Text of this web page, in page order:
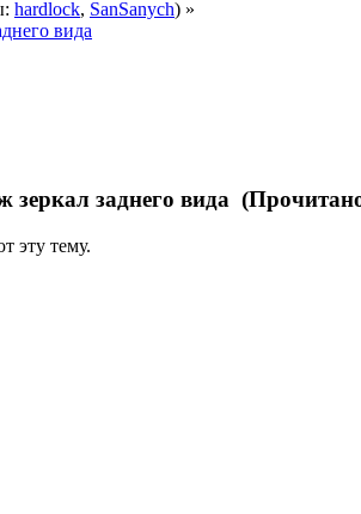
hardlock, SanSanych) »
вида
заднего вида
эту тему.